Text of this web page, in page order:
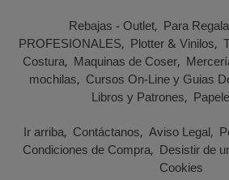
Rebajas - Outlet Para
PROFESIONALES Plotter & Vinilos
Costura Maquinas de Coser
mochilas Cursos On-Line y Guias
Libros y Patrones
Ir arriba Contáctanos Aviso Legal
Condiciones de Compra Desistir de
Cookies